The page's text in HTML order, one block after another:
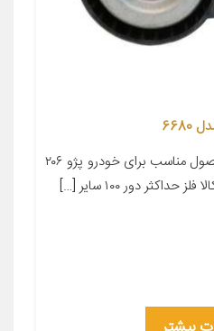
معرفی محصول جزئیات محصول مناسب برای خودرو پژو ۲۰۶